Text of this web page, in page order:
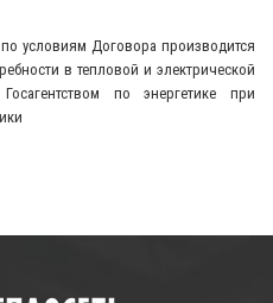
условиям Договора производится
в тепловой и электрической
по энергетике при